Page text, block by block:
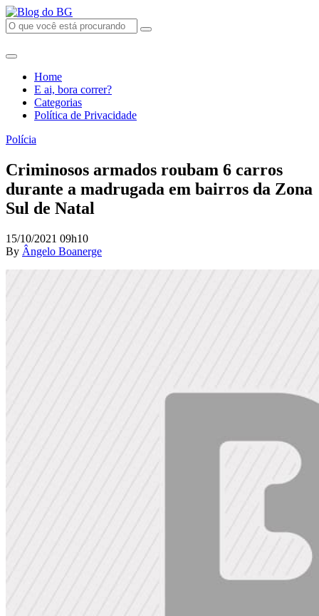
Home
E ai, bora correr?
Categorias
Política de Privacidade
Polícia
Criminosos armados roubam 6 carros
durante a madrugada em bairros da Zona
Sul de Natal
15/10/2021 09h10
By Ângelo Boanerge